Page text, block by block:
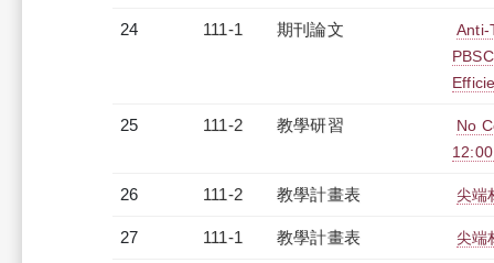
24 111-1 期刊論文
Anti-
25 111-2 教學研習
No
26 111-2 教學計畫表 尖端
27 111-1 教學計畫表 尖端